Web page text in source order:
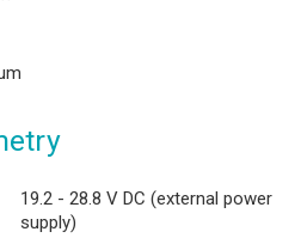
19.2 - 28.8 V DC (external power
supply)